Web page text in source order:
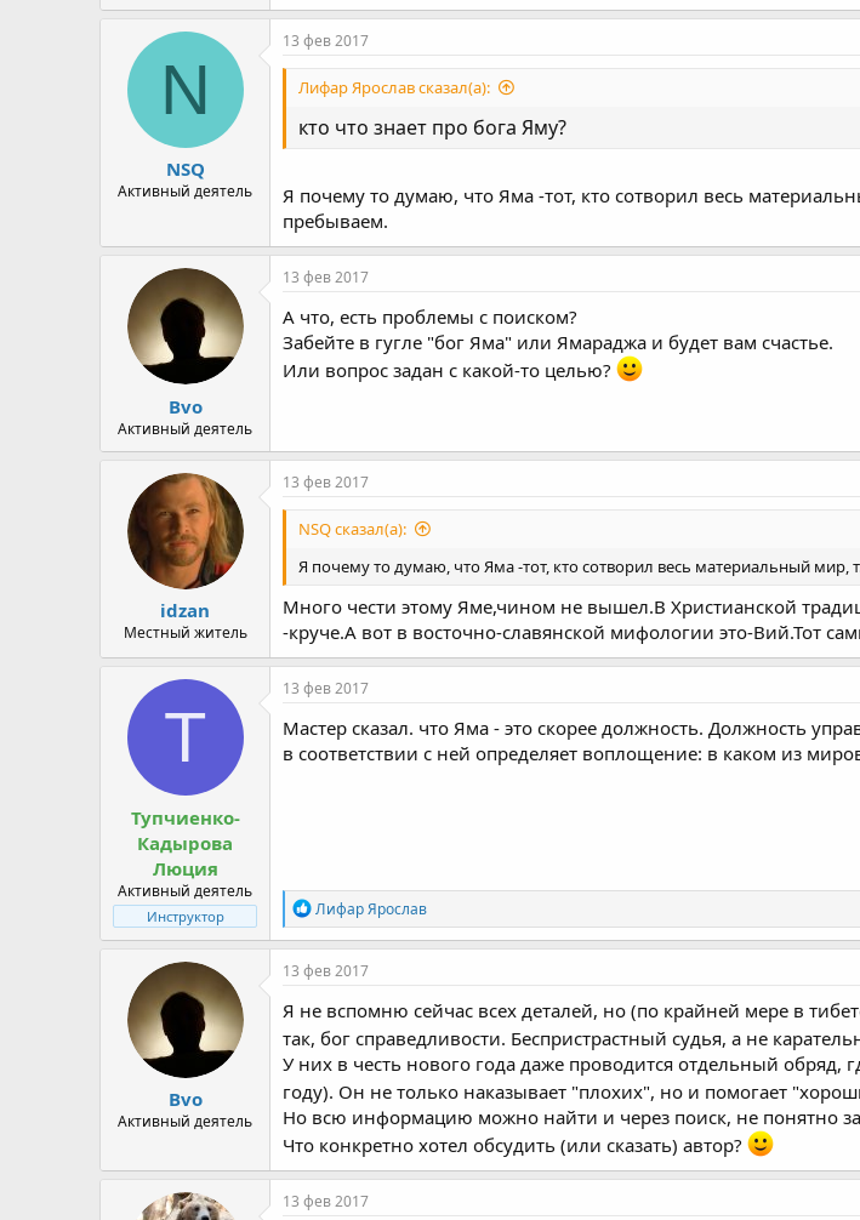
N
NSQ
Активный деятель
13 фев 2017
Лифар Ярослав сказал(а):
кто что знает про бога Яму?
Я почему то думаю, что Яма -тот, кто сотворил весь
пребываем.
Bvo
Активный деятель
13 фев 2017
А что, есть проблемы с поиском?
Забейте в гугле "бог Яма" или Ямараджа и будет вам счастье.
Или вопрос задан с какой-то целью?
idzan
Местный житель
13 фев 2017
NSQ сказал(а):
Я почему то думаю, что Яма -тот, кто сотворил весь материальный мир,
Много чести этому Яме,чином не вышел.В Христианской
-круче.А вот в восточно-славянской мифологии это-Вий.Тот
Т
Тупчиенко-
Кадырова
Люция
Активный деятель
Инструктор
13 фев 2017
Мастер сказал. что Яма - это скорее должность. Должность
в соответствии с ней определяет воплощение: в каком из
R
e
a
c
i
o
n
s
Лифар Ярослав
Bvo
Активный деятель
13 фев 2017
Я не вспомню сейчас всех деталей, но (по крайней мере в
так, бог справедливости. Беспристрастный судья, а не
У них в честь нового года даже проводится отдельный обряд,
году). Он не только наказывает "плохих", но и помогает
Но всю информацию можно найти и через поиск, не понятно
Что конкретно хотел обсудить (или сказать) автор?
13 фев 2017